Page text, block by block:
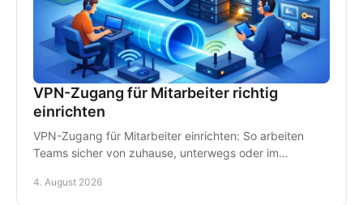
VPN-Zugang für Mitarbeiter richtig
einrichten
VPN-Zugang für Mitarbeiter einrichten: So arbeiten
Teams sicher von zuhause, unterwegs oder im
Support.
4. August 2026